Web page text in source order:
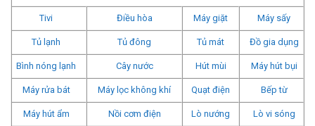
Tivi Điều hòa Máy giặt Máy sấy
Tủ lạnh Tủ đông Tủ mát Đồ gia dụng
Bình nóng lạnh Cây nước Hút mùi Máy hút bụi
Máy rửa bát Máy lọc không khí Quạt điện Bếp từ
Máy hút ẩm Nồi cơm điện Lò nướng Lò vi sóng